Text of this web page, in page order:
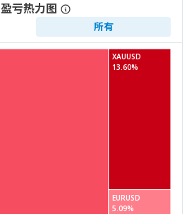
盈亏热力图
所有
XAUUSD
EURUSD
13.60%
5.09%